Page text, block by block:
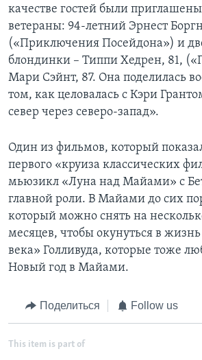
качестве гостей были
ветераны: 94-летний Эрнест
(«Приключения Посейдона») и
блондинки – Типпи Хедрен, 81,
Мари Сэйнт, 87. Она поделилась
том, как целовалась с Кэри
север через северо-запад».
Один из фильмов, который
первого «круиза классических
мьюзикл «Луна над Майами» с
главной роли. В Майами до сих
который можно снять на
месяцев, чтобы окунуться в жизнь
века» Голливуда, которые тоже
Новый год в Майами.
Поделиться Follow us
This item is part of